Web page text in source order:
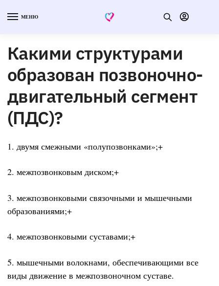
МЕНЮ
Какими структурами
образован позвоночно-
двигательный сегмент
(ПДС)?
1. двумя смежными «полупозвонками»;+
2. межпозвонковым диском;+
3. межпозвонковыми связочными и мышечными
образованиями;+
4. межпозвонковыми суставами;+
5. мышечными волокнами, обеспечивающими все
виды движение в межпозвоночном суставе.